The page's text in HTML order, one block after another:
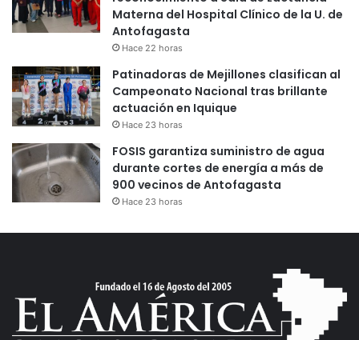
Materna del Hospital Clínico de la U. de
Antofagasta
Hace 22 horas
Patinadoras de Mejillones clasifican al
Campeonato Nacional tras brillante
actuación en Iquique
Hace 23 horas
FOSIS garantiza suministro de agua
durante cortes de energía a más de
900 vecinos de Antofagasta
Hace 23 horas